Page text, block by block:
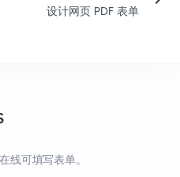
设计网页 PDF 表单
线可填写表单。